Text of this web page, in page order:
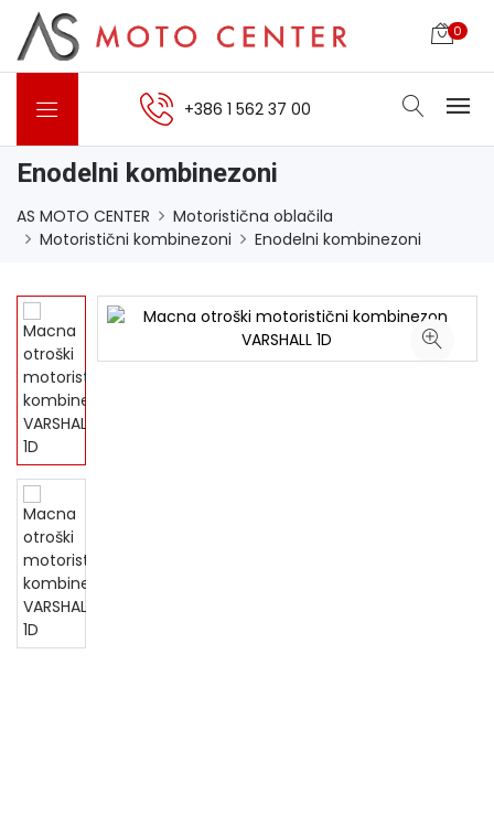
0
+386 1 562 37 00
Enodelni kombinezoni
AS MOTO CENTER
Motoristična oblačila
Motoristični kombinezoni
Enodelni kombinezoni